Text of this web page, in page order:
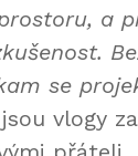
a
se
vlogy